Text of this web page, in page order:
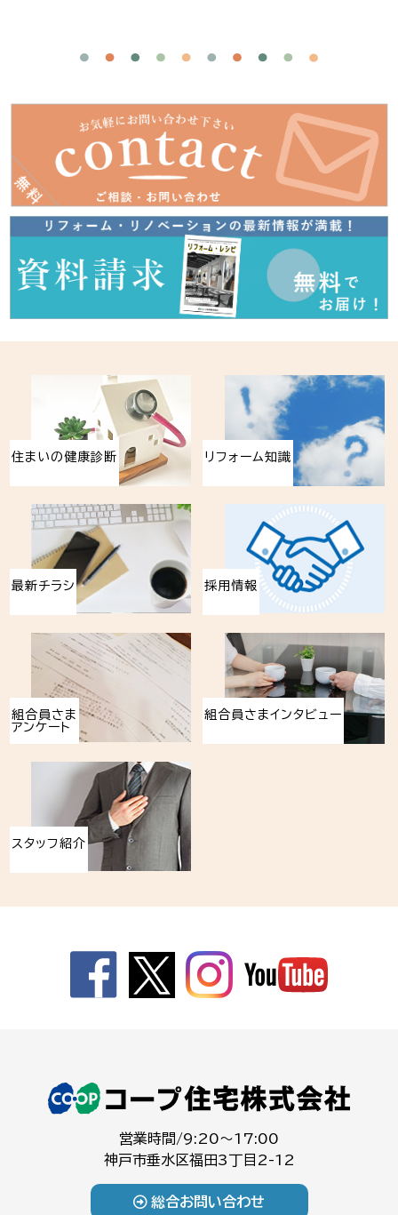
住まいの健康診断 リフォーム知識
最新チラシ 採用情報
組合員さま
アンケート
組合員さまインタビュー
スタッフ紹介
営業時間/9:20～17:00
神戸市垂水区福田3丁目2-12
総合お問い合わせ